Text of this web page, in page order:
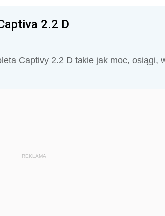
2.2 D
Captivy 2.2 D takie jak moc, osiągi,
REKLAMA